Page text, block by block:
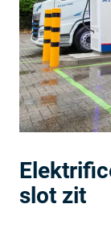
slot zit